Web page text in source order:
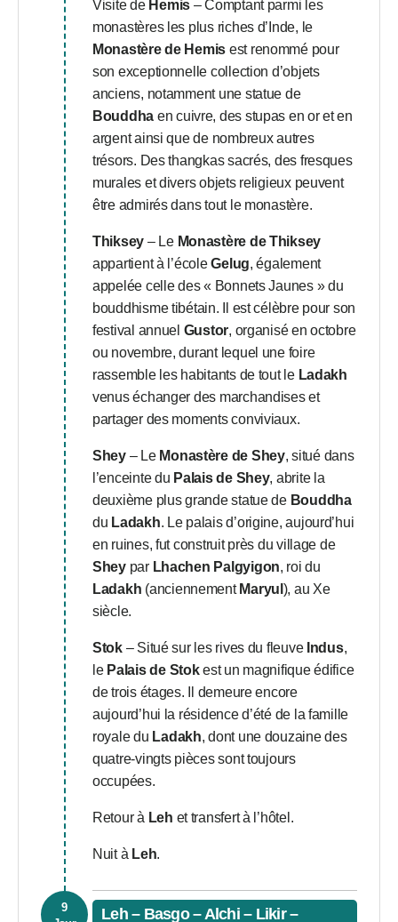
Visite de Hemis– Comptant parmi les
monastères les plus riches d’Inde, le
Monastère de Hemis est renommé pour
son exceptionnelle collection d’objets
anciens, notamment une statue de
Bouddha en cuivre, des stupas en or et en
argent ainsi que de nombreux autres
trésors. Des thangkas sacrés, des fresques
murales et divers objets religieux peuvent
être admirés dans tout le monastère.
Thiksey – Le Monastère de Thiksey
appartient à l’écoleGelug, également
appelée celle des « Bonnets Jaunes » du
bouddhisme tibétain. Il est célèbre pour son
festival annuel Gustor, organisé en octobre
ou novembre, durant lequel une foire
rassemble les habitants de tout le Ladakh
venus échanger des marchandises et
partager des moments conviviaux.
Shey– Le Monastère de Shey, situé dans
l’enceinte du Palais de Shey, abrite la
deuxième plus grande statue de Bouddha
du Ladakh. Le palais d’origine, aujourd’hui
en ruines, fut construit près du village de
Sheypar Lhachen Palgyigon, roi du
Ladakh (anciennement Maryul ), au Xe
siècle.
Stok– Situé sur les rives du fleuve Indus,
le Palais de Stokest un magnifique édifice
de trois étages. Il demeure encore
aujourd’hui la résidence d’été de la famille
royale du Ladakh, dont une douzaine des
quatre-vingts pièces sont toujours
occupées.
Retour à Leh et transfert à l’hôtel.
Nuit à Leh.
9
Leh – Basgo – Alchi – Likir –